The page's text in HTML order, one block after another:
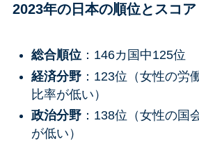
2023年の日本の順位とスコア
総合順位：146カ国中125位
経済分野：123位（女性の労
比率が低い）
政治分野：138位（女性の国
が低い）